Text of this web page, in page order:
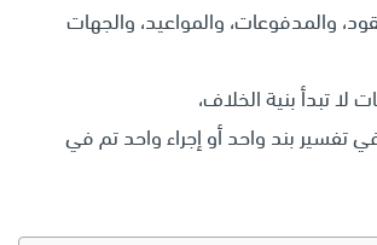
والمدفوعات، والمواعيد، والجهات
لا تبدأ بنية الخلاف،
تفسير بند واحد أو إجراء واحد تم في